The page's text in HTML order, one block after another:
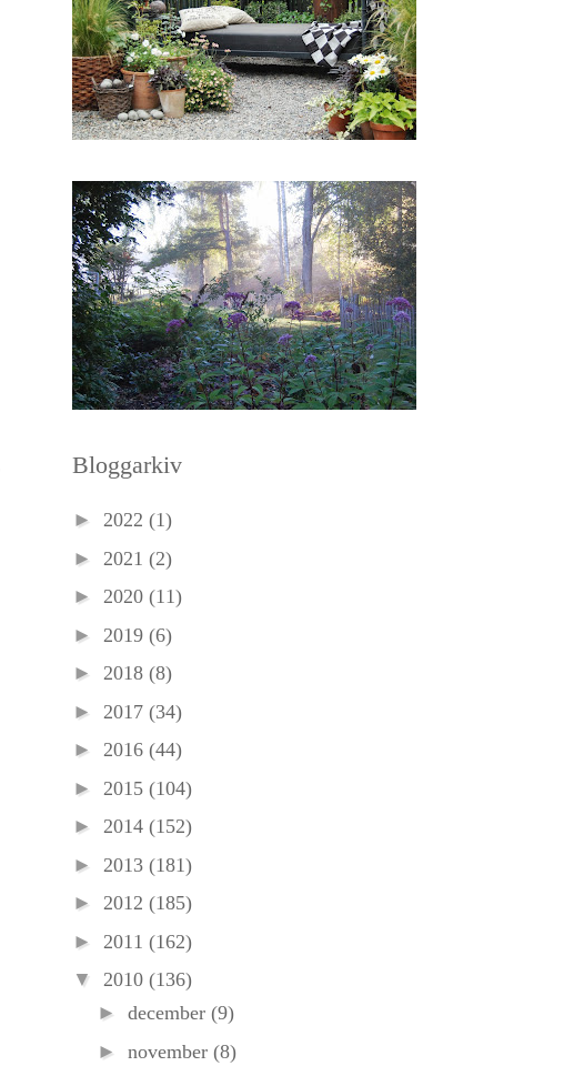
Bloggarkiv
► 2022 (1)
► 2021 (2)
► 2020 (11)
► 2019 (6)
► 2018 (8)
► 2017 (34)
► 2016 (44)
► 2015 (104)
► 2014 (152)
► 2013 (181)
► 2012 (185)
► 2011 (162)
▼ 2010 (136)
► december (9)
► november (8)